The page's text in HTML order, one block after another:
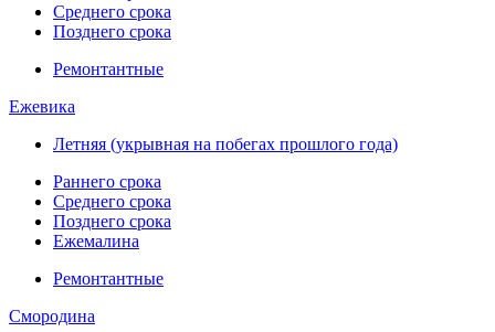
Среднего срока
Позднего срока
Ремонтантные
Ежевика
Летняя (укрывная на побегах прошлого года)
Раннего срока
Среднего срока
Позднего срока
Ежемалина
Ремонтантные
Смородина